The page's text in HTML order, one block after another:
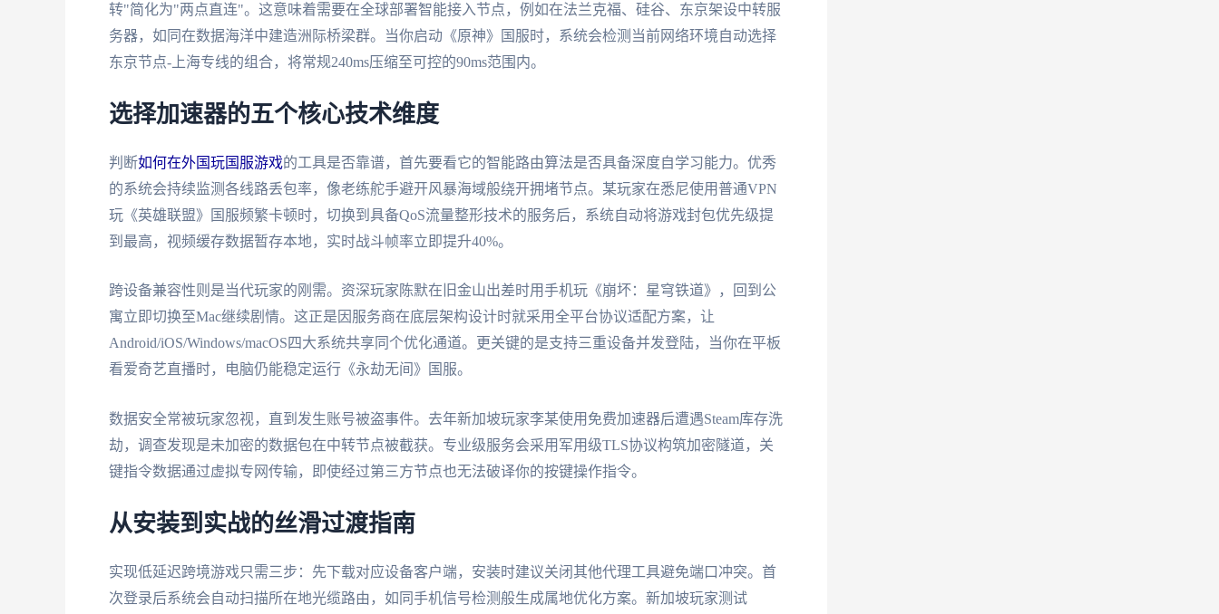
转"简化为"两点直连"。这意味着需要在全球部署智能接入节点，例如在法兰克福、硅谷、东京架设中转服
务器，如同在数据海洋中建造洲际桥梁群。当你启动《原神》国服时，系统会检测当前网络环境自动选择
东京节点-上海专线的组合，将常规240ms压缩至可控的90ms范围内。
选择加速器的五个核心技术维度
判断如何在外国玩国服游戏的工具是否靠谱，首先要看它的智能路由算法是否具备深度自学习能力。优秀
的系统会持续监测各线路丢包率，像老练舵手避开风暴海域般绕开拥堵节点。某玩家在悉尼使用普通VPN
玩《英雄联盟》国服频繁卡顿时，切换到具备QoS流量整形技术的服务后，系统自动将游戏封包优先级提
到最高，视频缓存数据暂存本地，实时战斗帧率立即提升40%。
跨设备兼容性则是当代玩家的刚需。资深玩家陈默在旧金山出差时用手机玩《崩坏：星穹铁道》，回到公
寓立即切换至Mac继续剧情。这正是因服务商在底层架构设计时就采用全平台协议适配方案，让
Android/iOS/Windows/macOS四大系统共享同个优化通道。更关键的是支持三重设备并发登陆，当你在平板
看爱奇艺直播时，电脑仍能稳定运行《永劫无间》国服。
数据安全常被玩家忽视，直到发生账号被盗事件。去年新加坡玩家李某使用免费加速器后遭遇Steam库存洗
劫，调查发现是未加密的数据包在中转节点被截获。专业级服务会采用军用级TLS协议构筑加密隧道，关
键指令数据通过虚拟专网传输，即使经过第三方节点也无法破译你的按键操作指令。
从安装到实战的丝滑过渡指南
实现低延迟跨境游戏只需三步：先下载对应设备客户端，安装时建议关闭其他代理工具避免端口冲突。首
次登录后系统会自动扫描所在地光缆路由，如同手机信号检测般生成属地优化方案。新加坡玩家测试